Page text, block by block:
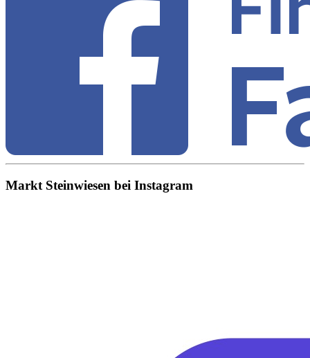
Markt Steinwiesen bei Instagram